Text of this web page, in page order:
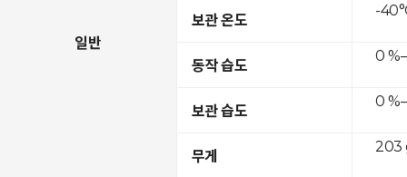
일반
보관 온도
동작 습도
보관 습도
무게
-
0
0
203